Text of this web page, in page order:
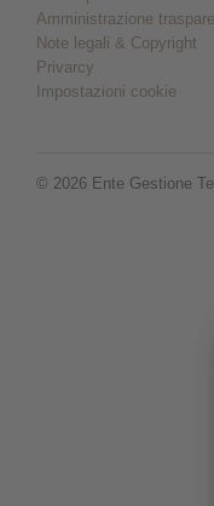
Amministrazione
Note legali & Copyright
Privarcy
Impostazioni cookie
© 2026 Ente Gestione